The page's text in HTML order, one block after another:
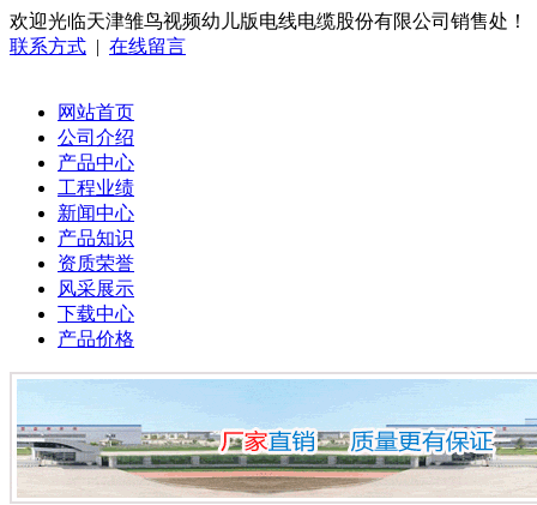
欢迎光临天津雏鸟视频幼儿版电线电缆股份有限公司销售处！
联系方式 | 在线留言
网站首页
公司介绍
产品中心
工程业绩
新闻中心
产品知识
资质荣誉
风采展示
下载中心
产品价格